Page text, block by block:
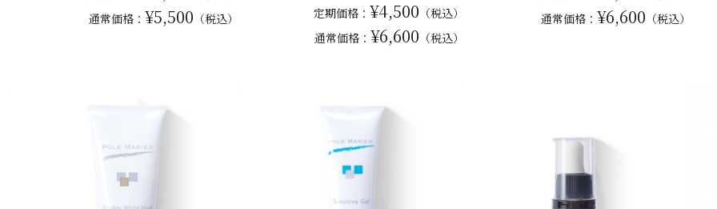
通常価格： ¥5,500 （税込） 定期価格： ¥4,500 （税込）
通常価格： ¥6,600 （税込）
通常価格： ¥6,600 （税込）